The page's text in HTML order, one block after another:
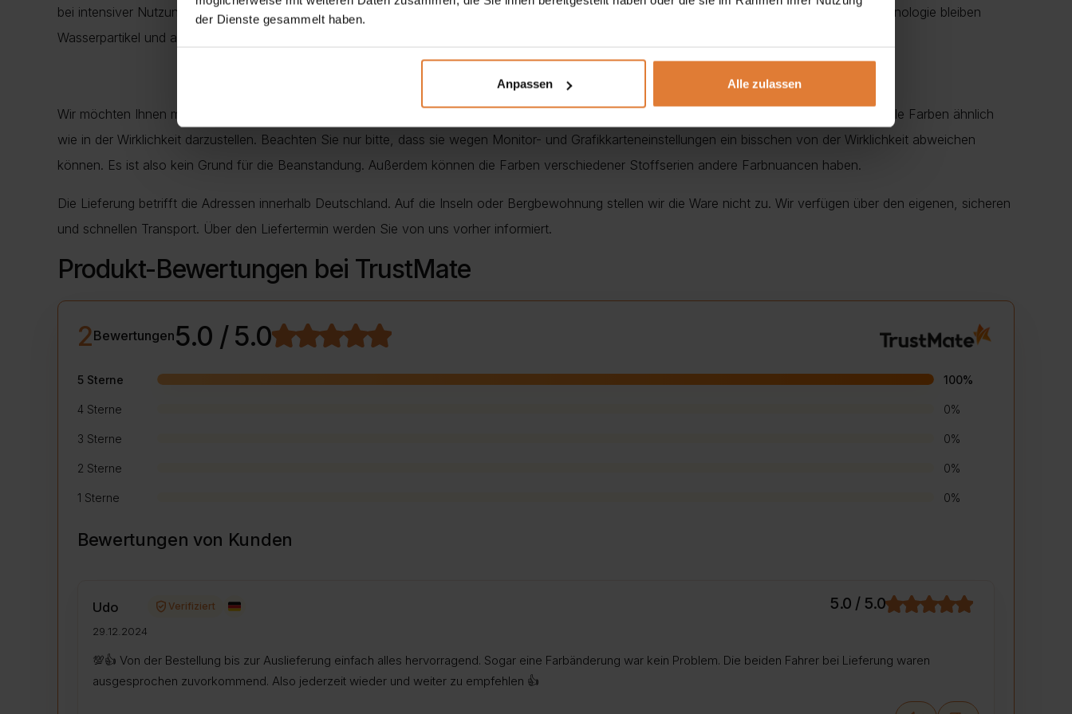
der Dienste gesammelt haben.
Anpassen Alle zulassen
bei intensiver Nutzung über Jahre der Effekt des Schwimmens unvermeidlich ist. Mono ist leicht zu reinigen und dank der Nano-Block-Nanotechnologie bleiben
Wasserpartikel und andere Flüssigkeiten auf der Stoffoberfläche zurück.
Wir möchten Ihnen mitteilen, dass alle Maßen der Polstermöbel mit Toleranz +/- 2% beachtet werden müssen. Wir geben uns die Mühe, Ihnen alle Farben ähnlich
wie in der Wirklichkeit darzustellen. Beachten Sie nur bitte, dass sie wegen Monitor- und Grafikkarteneinstellungen ein bisschen von der Wirklichkeit abweichen
können. Es ist also kein Grund für die Beanstandung. Außerdem können die Farben verschiedener Stoffserien andere Farbnuancen haben.
Die Lieferung betrifft die Adressen innerhalb Deutschland. Auf die Inseln oder Bergbewohnung stellen wir die Ware nicht zu. Wir verfügen über den eigenen, sicheren
und schnellen Transport. Über den Liefertermin werden Sie von uns vorher informiert.
Produkt-Bewertungen bei TrustMate
2Bewertungen5.0 / 5.0
5 Sterne 100%
4 Sterne 0%
3 Sterne 0%
2 Sterne 0%
1 Sterne 0%
Bewertungen von Kunden
Udo
29.12.2024
verified_user Verifiziert 5.0 / 5.0
💯👍️ Von der Bestellung bis zur Auslieferung einfach alles hervorragend. Sogar eine Farbänderung war kein Problem. Die beiden Fahrer bei Lieferung waren
ausgesprochen zuvorkommend. Also jederzeit wieder und weiter zu empfehlen 👍️